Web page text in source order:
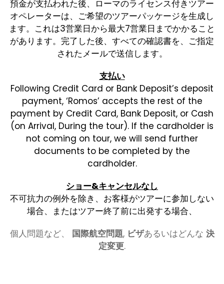
預金が支払われた後、ローマのライセンス付きツアー
オペレーターは、ご希望のツアーパッケージを生成し
ます。これは3営業日から最大7営業日までかかること
があります。完了した後、すべての確認書を、ご指定
されたメールで送信します。
支払い
Following Credit Card or Bank Deposit’s deposit
payment, ‘Romos’ accepts the rest of the
payment by Credit Card, Bank Deposit, or Cash
(on Arrival, During the tour). If the cardholder is
not coming on tour, we will send further
documents to be completed by the
cardholder.
ショー&キャンセルなし
不可抗力の例外を除き、お客様がツアーに参加しない
場合、またはツアー終了前に出発する場合、
個人問題など、 国際航空問題, ビザあるいはどんな 決
定変更.